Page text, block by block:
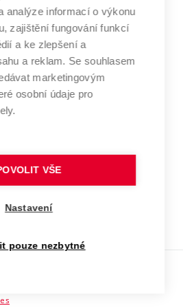
fondů
učení
technické
V BRNĚ
analýze informací o výkonu
zajištění fungování funkcí
a ke zlepšení a
a reklam. Se souhlasem
marketingovým
osobní údaje pro
VŠE
Nastavení
pouze nezbytné